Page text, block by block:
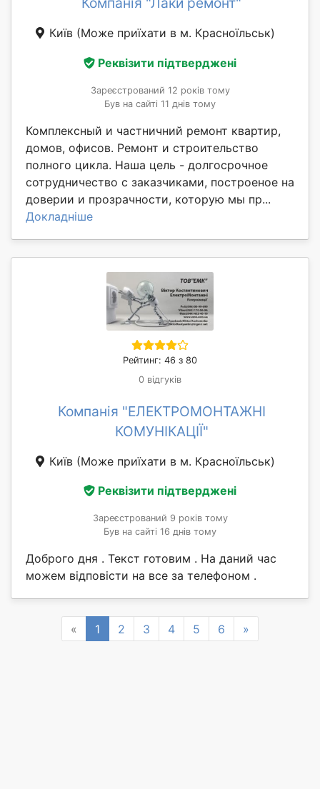
Київ (Може приїхати в м. Красноїльськ)
Реквізити підтверджені
Зареєстрований 12 років тому
Був на сайті 11 днів тому
Комплексный и частничний ремонт квартир,
домов, офисов. Ремонт и строительство
полного цикла. Наша цель - долгосрочное
сотрудничество с заказчиками, построеное на
доверии и прозрачности, которую мы пр...
Докладніше
Рейтинг: 46 з 80
0 відгуків
Компанія "ЕЛЕКТРОМОНТАЖНІ
КОМУНІКАЦІЇ"
Київ (Може приїхати в м. Красноїльськ)
Реквізити підтверджені
Зареєстрований 9 років тому
Був на сайті 16 днів тому
Доброго дня . Текст готовим . На даний час
можем відповісти на все за телефоном .
« Previous
1 2 3 4 5 6 »